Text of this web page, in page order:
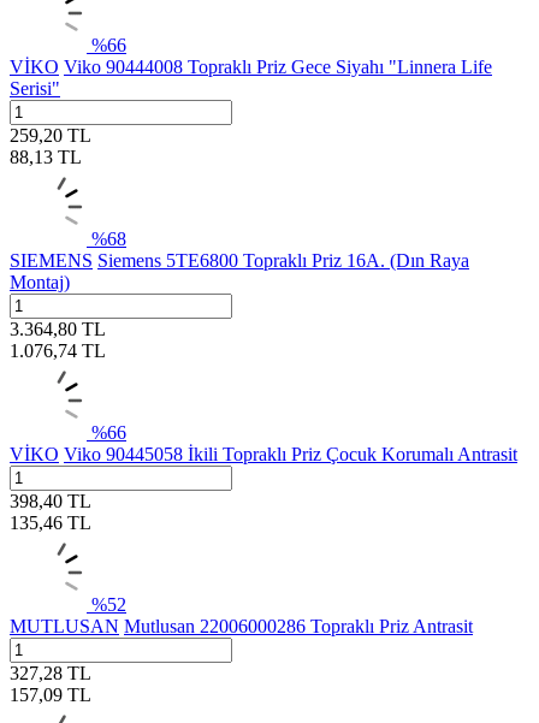
%66
VİKO Viko 90444008 Topraklı Priz Gece Siyahı "Linnera Life
Serisi"
259,20 TL
88,13 TL
%68
SIEMENS Siemens 5TE6800 Topraklı Priz 16A. (Dın Raya
Montaj)
3.364,80 TL
1.076,74 TL
%66
VİKO Viko 90445058 İkili Topraklı Priz Çocuk Korumalı Antrasit
398,40 TL
135,46 TL
%52
MUTLUSAN Mutlusan 22006000286 Topraklı Priz Antrasit
327,28 TL
157,09 TL